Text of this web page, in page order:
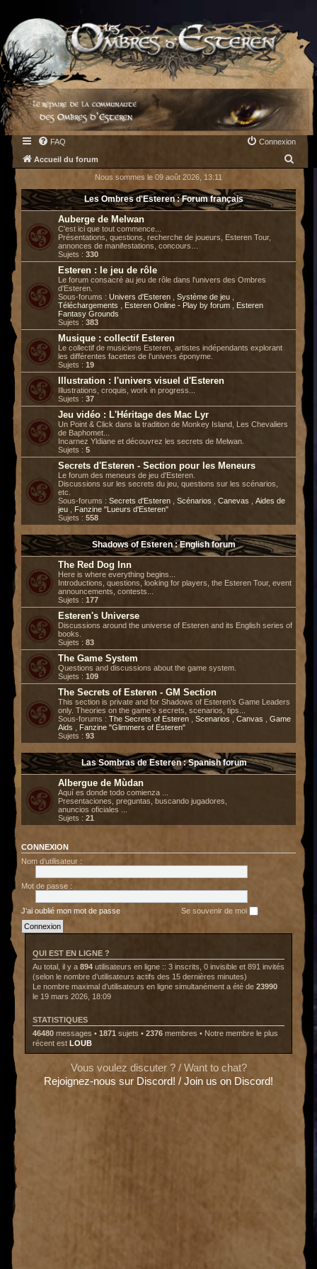
FAQ Connexion
Accueil du forum
c
h
c
Nous sommes le 09 août 2026, 13:11
Les Ombres d'Esteren : Forum français
Auberge de Melwan
C'est ici que tout commence...
Présentations, questions, recherche de joueurs, Esteren Tour,
annonces de manifestations, concours…
Sujets : 330
Esteren : le jeu de rôle
Le forum consacré au jeu de rôle dans l'univers des Ombres
d'Esteren.
Sous-forums : Univers d'Esteren Système de jeu
Téléchargements
Esteren Online - Play by forum
Esteren
Fantasy Grounds
Sujets : 383
Musique : collectif Esteren
Le collectif de musiciens Esteren, artistes indépendants explorant
les différentes facettes de l’univers éponyme.
Sujets : 19
Illustration : l'univers visuel d'Esteren
Illustrations, croquis, work in progress...
Sujets : 37
Jeu vidéo : L'Héritage des Mac Lyr
Un Point & Click dans la tradition de Monkey Island, Les Chevaliers
de Baphomet...
Incarnez Yldiane et découvrez les secrets de Melwan.
Sujets : 5
Secrets d'Esteren - Section pour les Meneurs
Le forum des meneurs de jeu d'Esteren.
Discussions sur les secrets du jeu, questions sur les scénarios,
etc.
Sous-forums : Secrets d'Esteren Scénarios Canevas
Aides de
jeu
Fanzine "Lueurs d'Esteren"
Sujets : 558
Shadows of Esteren : English forum
The Red Dog Inn
Here is where everything begins...
Introductions, questions, looking for players, the Esteren Tour, event
announcements, contests...
Sujets : 177
Esteren's Universe
Discussions around the universe of Esteren and its English series of
books.
Sujets : 83
The Game System
Questions and discussions about the game system.
Sujets : 109
The Secrets of Esteren - GM Section
This section is private and for Shadows of Esteren’s Game Leaders
only. Theories on the game’s secrets, scenarios, tips...
Sous-forums : The Secrets of Esteren Scenarios Canvas
Game
Aids
Fanzine "Glimmers of Esteren"
Sujets : 93
Las Sombras de Esteren : Spanish forum
Albergue de Mùdan
Aquí es donde todo comienza ...
Presentaciones, preguntas, buscando jugadores,
anuncios oficiales ...
Sujets : 21
CONNEXION
Nom d’utilisateur :
Mot de passe :
J’ai oublié mon mot de passe Se souvenir de moi
QUI EST EN LIGNE ?
Au total, il y a 894 utilisateurs en ligne :: 3 inscrits, 0 invisible et 891 invités
(selon le nombre d’utilisateurs actifs des 15 dernières minutes)
Le nombre maximal d’utilisateurs en ligne simultanément a été de 23990
le 19 mars 2026, 18:09
STATISTIQUES
46480 messages • 1871 sujets • 2376 membres • Notre membre le plus
récent est LOUB
Vous voulez discuter ? / Want to chat?
Rejoignez-nous sur Discord! / Join us on Discord!